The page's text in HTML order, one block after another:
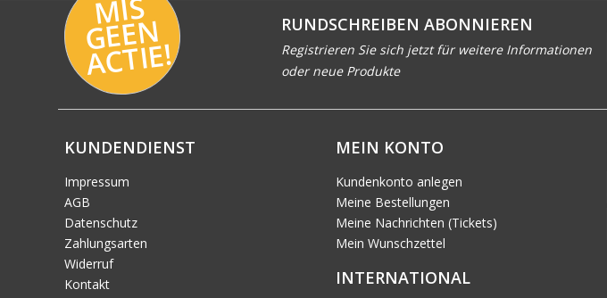
MI
S
G
E
E
N
A
C
TI
E!
RUNDSCHREIBEN ABONNIEREN
Registrieren Sie sich jetzt für weitere Informationen
oder neue Produkte
KUNDENDIENST
Impressum
AGB
Datenschutz
Zahlungsarten
Widerruf
Kontakt
MEIN KONTO
Kundenkonto anlegen
Meine Bestellungen
Meine Nachrichten (Tickets)
Mein Wunschzettel
INTERNATIONAL